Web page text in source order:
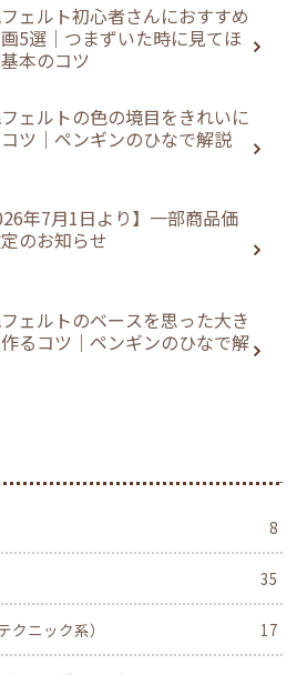
ェルト初心者さんにおすすめ
5選｜つまずいた時に見てほ
本のコツ
ェルトの色の境目をきれいに
ツ｜ペンギンのひなで解説
年7月1日より】一部商品価
のお知らせ
ェルトのベースを思った大き
るコツ｜ペンギンのひなで解
8
35
クニック系） 17